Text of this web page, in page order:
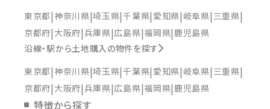
東京都 神奈川県 埼玉県 千葉県 愛知県 岐阜県 三重県
京都府 大阪府 兵庫県 広島県 福岡県 鹿児島県
沿線・駅から土地購入の物件を探す
東京都 神奈川県 埼玉県 千葉県 愛知県 岐阜県 三重県
京都府 大阪府 兵庫県 広島県 福岡県 鹿児島県
特徴から探す